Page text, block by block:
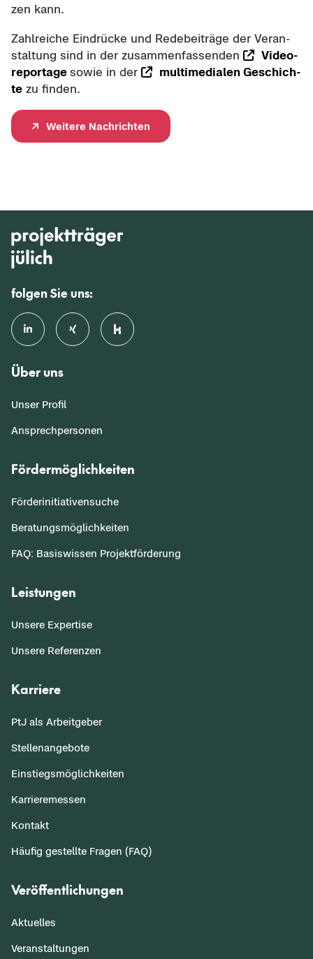
zen kann.
Zahl­rei­che Ein­drü­cke und Re­de­bei­trä­ge der Ver­an­
stal­tung sind in der zu­sam­men­fas­sen­den
Vi­deo­
re­por­ta­ge sowie in der
mul­ti­me­dia­len Ge­schich­
te zu fin­den.
Wei­te­re Nach­rich­ten
folgen Sie uns:
Über uns
Unser Profil
Ansprechpersonen
Fördermöglichkeiten
Förderinitiativensuche
Beratungsmöglichkeiten
FAQ: Basiswissen Projektförderung
Leistungen
Unsere Expertise
Unsere Referenzen
Karriere
PtJ als Arbeitgeber
Stellenangebote
Einstiegsmöglichkeiten
Karrieremessen
Kontakt
Häufig gestellte Fragen (FAQ)
Veröffentlichungen
Aktuelles
Veranstaltungen